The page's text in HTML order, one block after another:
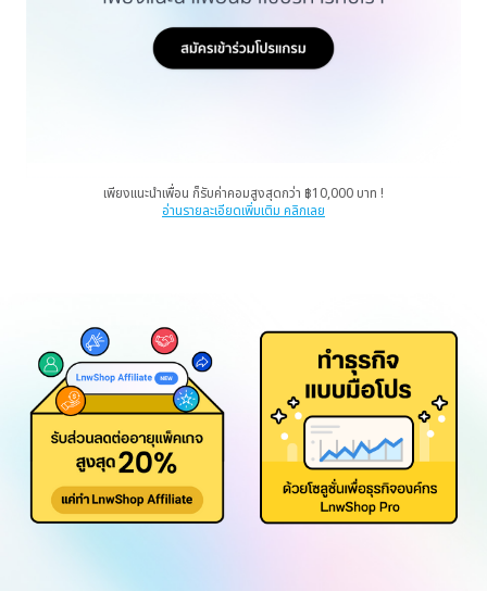
เพียงแนะนำเพื่อน ก็รับค่าคอมสูงสุดกว่า ฿10,000 บาท !
อ่านรายละเอียดเพิ่มเติม คลิกเลย